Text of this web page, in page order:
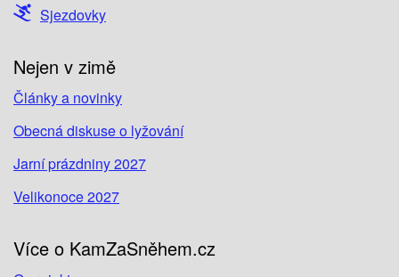
Sjezdovky
Nejen v zimě
Články a novinky
Obecná diskuse o lyžování
Jarní prázdniny 2027
Velikonoce 2027
Více o KamZaSněhem.cz